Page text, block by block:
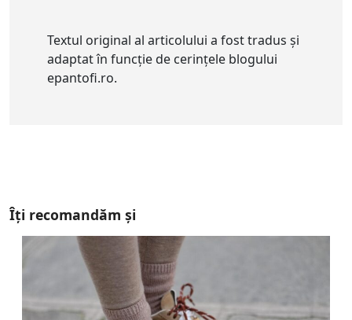
Textul original al articolului a fost tradus și
adaptat în funcție de cerințele blogului
epantofi.ro.
Îți recomandăm și